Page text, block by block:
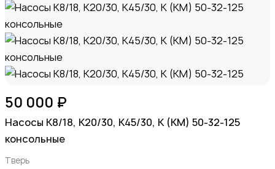
50 000 ₽
Насосы К8/18, К20/30, К45/30, К (КМ) 50-32-125
консольные
Тверь